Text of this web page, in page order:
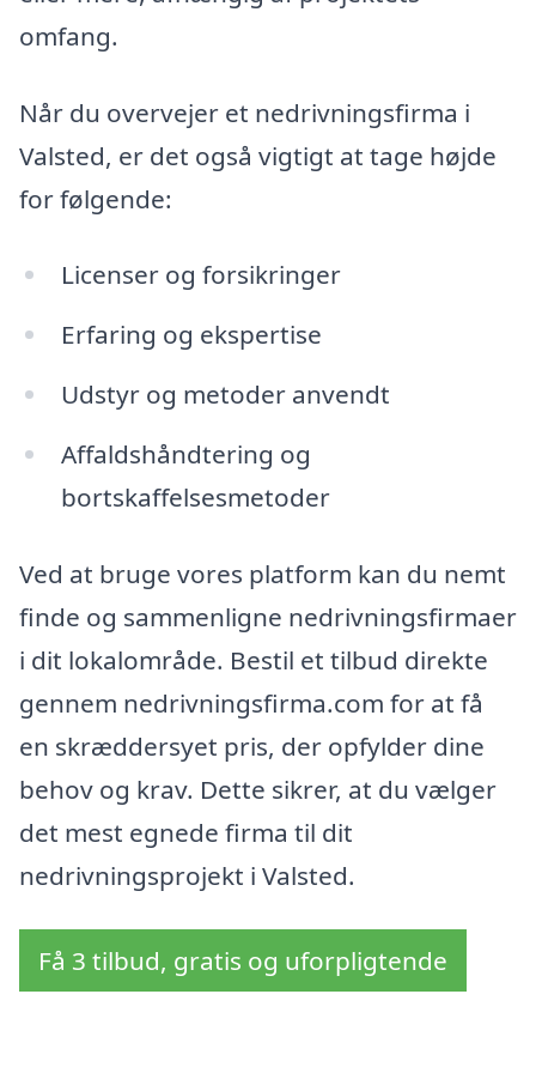
omfang.
Når du overvejer et nedrivningsfirma i
Valsted, er det også vigtigt at tage højde
for følgende:
Licenser og forsikringer
Erfaring og ekspertise
Udstyr og metoder anvendt
Affaldshåndtering og
bortskaffelsesmetoder
Ved at bruge vores platform kan du nemt
finde og sammenligne nedrivningsfirmaer
i dit lokalområde. Bestil et tilbud direkte
gennem nedrivningsfirma.com for at få
en skræddersyet pris, der opfylder dine
behov og krav. Dette sikrer, at du vælger
det mest egnede firma til dit
nedrivningsprojekt i Valsted.
Få 3 tilbud, gratis og uforpligtende